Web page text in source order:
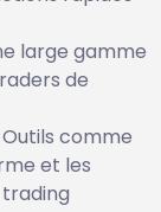
large gamme
de
comme
et les